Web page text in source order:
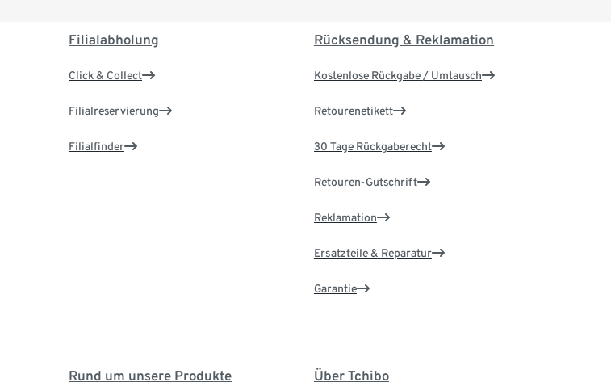
Filialabholung
Click & Collect
Filialreservierung
Filialfinder
Rücksendung & Reklamation
Kostenlose Rückgabe / Umtausch
Retourenetikett
30 Tage Rückgaberecht
Retouren-Gutschrift
Reklamation
Ersatzteile & Reparatur
Garantie
Rund um unsere Produkte Über Tchibo